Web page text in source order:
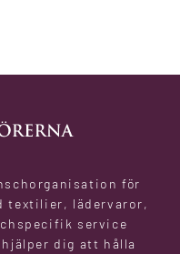
för
textilier, lädervaror,
service
dig att hålla